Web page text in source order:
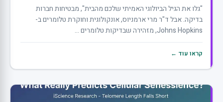
"גלו את הגיל הביולוגי האמיתי שלכם מהבית", מבטיחות חברות
בדיקה. אבל ד"ר מרי ארמניוס, אונקולוגית וחוקרת טלומרים ב-
Johns Hopkins, מזהירה שבדיקות טלומרים ...
קראו עוד ←